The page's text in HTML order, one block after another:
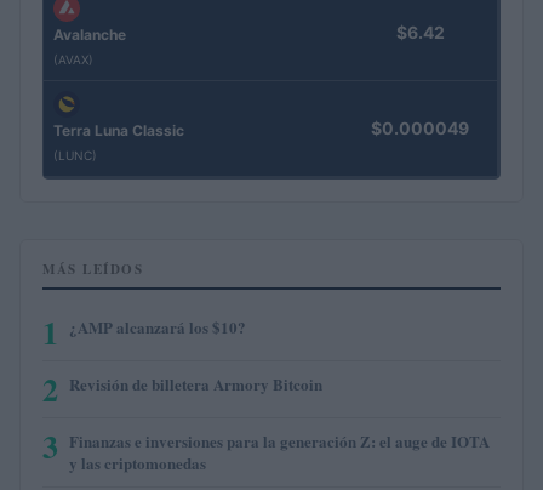
Avalanche
(AVAX)
$6.42
Terra Luna Classic
(LUNC)
$0.000049
MÁS LEÍDOS
1 ¿AMP alcanzará los $10?
2 Revisión de billetera Armory Bitcoin
3 Finanzas e inversiones para la generación Z: el auge de IOTA
y las criptomonedas